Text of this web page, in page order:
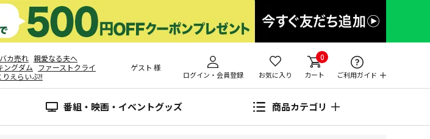
バカ売れ 親愛なる夫へ
ングダム ファーストクライ
りえらいぶ!!
ゲスト 様
ログイン・会員登録 お気に入り
0
カート ご利用ガイド
番組・映画・イベントグッズ 商品カテゴリ